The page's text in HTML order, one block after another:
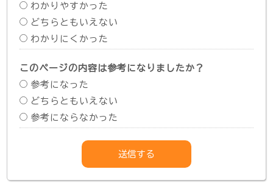
わかりやすかった
どちらともいえない
わかりにくかった
このページの内容は参考になりましたか？
参考になった
どちらともいえない
参考にならなかった